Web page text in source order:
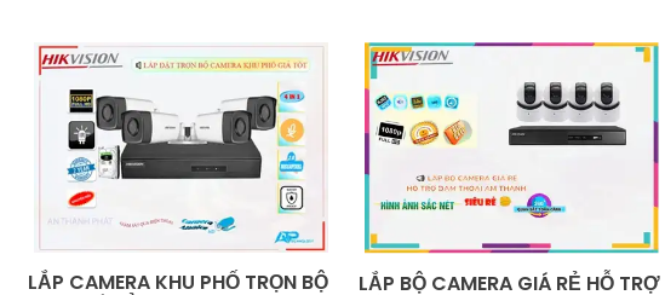
huống, đảm bảo an ninh tối đa
công trình của bạn
LẮP CAMERA KHU PHỐ TRỌN BỘ
LẮP BỘ CAMERA GIÁ RẺ HỖ TRỢ